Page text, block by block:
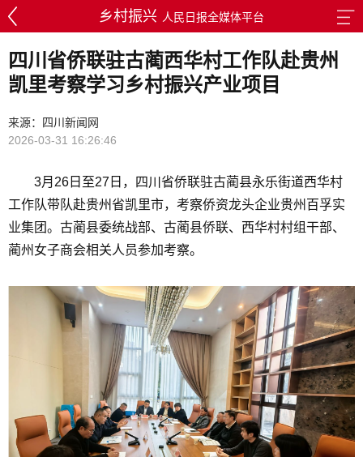
乡村振兴 人民日报全媒体平台
四川省侨联驻古蔺西华村工作队赴贵州
凯里考察学习乡村振兴产业项目
来源：四川新闻网
2026-03-31 16:26:46
3月26日至27日，四川省侨联驻古蔺县永乐街道西华村
工作队带队赴贵州省凯里市，考察侨资龙头企业贵州百孚实
业集团。古蔺县委统战部、古蔺县侨联、西华村村组干部、
蔺州女子商会相关人员参加考察。